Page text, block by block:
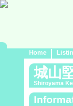
Home
城山
Shiroyama